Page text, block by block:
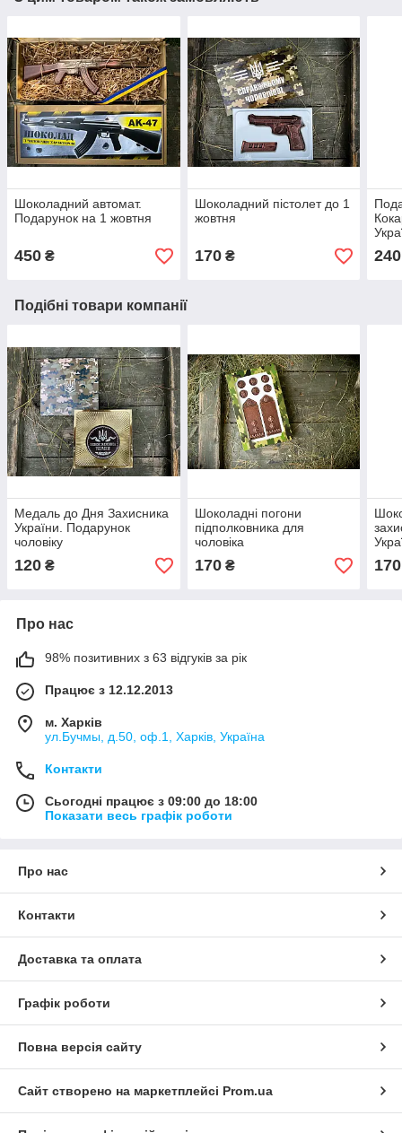
Шоколадний автомат.
Подарунок на 1 жовтня
450 ₴
Шоколадний пістолет до 1
жовтня
170₴ 240
Подібні товари компанії
Медаль до Дня Захисника
України. Подарунок
чоловіку
120 ₴
Шоколадні погони
підполковника для
чоловіка
170₴ 170
Про нас
98% позитивних з 63 відгуків за рік
Працює з 12.12.2013
м. Харків
ул.Бучмы, д.50, оф.1, Харків, Україна
Контакти
Сьогодні працює з 09:00 до 18:00
Показати весь графік роботи
Про нас
Контакти
Доставка та оплата
Графік роботи
Повна версія сайту
Сайт створено на маркетплейсі Prom.ua